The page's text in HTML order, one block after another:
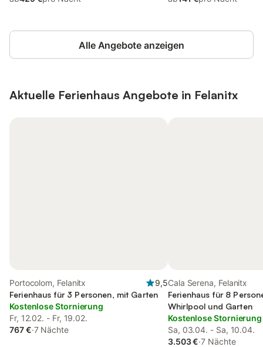
Alle Angebote anzeigen
Aktuelle Ferienhaus Angebote in Felanitx
Portocolom, Felanitx
9,5
Ferienhaus für 3 Personen, mit Garten
Kostenlose Stornierung
Fr, 12.02. - Fr, 19.02.
767 €·7 Nächte
Cala Serena, Felanitx
Ferienhaus für 8
Whirlpool und Garten
Kostenlose Stornierung
Sa, 03.04. - Sa, 10.04.
3.503 €·7 Nächte